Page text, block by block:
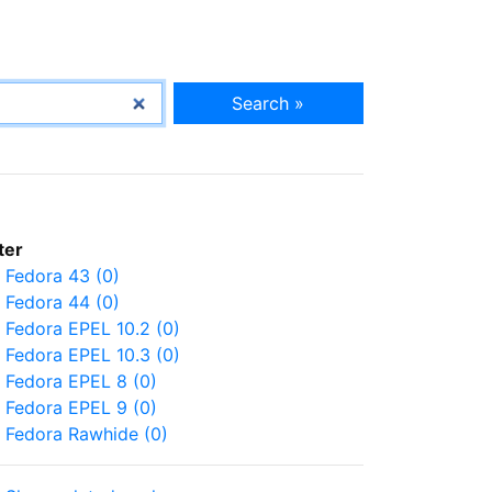
Search »
Fedora 43 (0)
Fedora 44 (0)
Fedora EPEL 10.2 (0)
Fedora EPEL 10.3 (0)
Fedora EPEL 8 (0)
Fedora EPEL 9 (0)
Fedora Rawhide (0)